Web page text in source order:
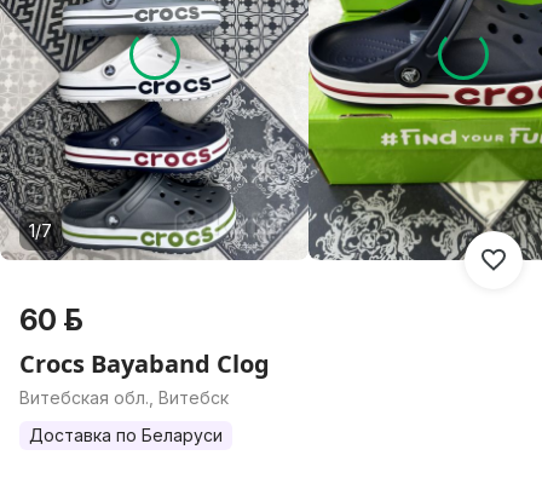
1/7
60 р.
Crocs Bayaband Clog
Витебская обл., Витебск
Доставка по Беларуси